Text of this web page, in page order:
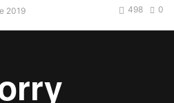
2019 0
498